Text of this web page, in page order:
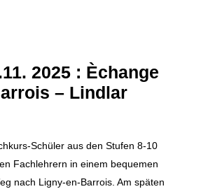
2025 : Èchange
– Lindlar
Schüler aus den Stufen 8-10
Fachlehrern in einem bequemen
nach Ligny-en-Barrois. Am späten